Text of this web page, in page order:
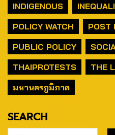
INDIGENOUS
POLICY WATCH
POST
PUBLIC POLICY
THAIPROTESTS
THE
มหานครภูมิภาค
SEARCH